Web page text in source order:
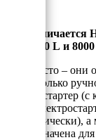
Чем отличается
LX, 8000 L и
Всё просто – они
имеет только
электростартер
старт,
автоматически),
предназначена